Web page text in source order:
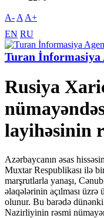
A- A A+
EN RU
Turan İnformasiya
Rusiya
layihəsinin
Azərbaycanın əsas
Muxtar Respublikası ilə
marşrutlarla yanaşı,
əlaqələrinin açılması
olunur. Bu barədə
Nazirliyinin rəsmi